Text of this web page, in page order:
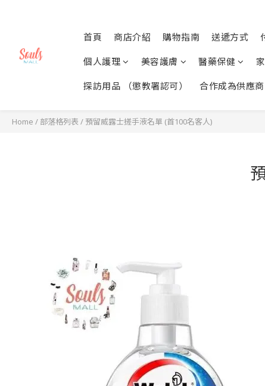
首頁 商店介紹 購物指南 送遞方式
個人護理 美容護膚 醫藥保健
探訪用品 （懲教署認可） 合作成為供應商
Home / 部落格列表 / 預留威露士搓手液名單 (首100名客人)